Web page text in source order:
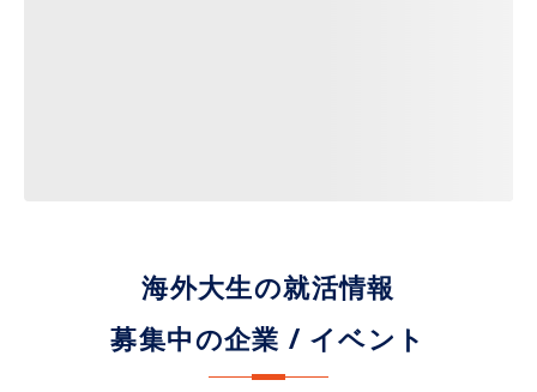
海外大生の就活情報
募集中の企業 / イベント